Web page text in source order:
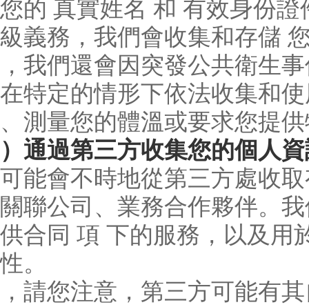
的 真實姓名 和 有效身份
義務，我們會收集和存儲
我們還會因突發公共衛生
特定的情形下依法收集和
測量您的體溫或要求您提
通過第三方收集您的個人
能會不時地從第三方處收
聯公司、業務合作夥伴。
合同 項 下的服務，以及用
。
請您注意，第三方可能有